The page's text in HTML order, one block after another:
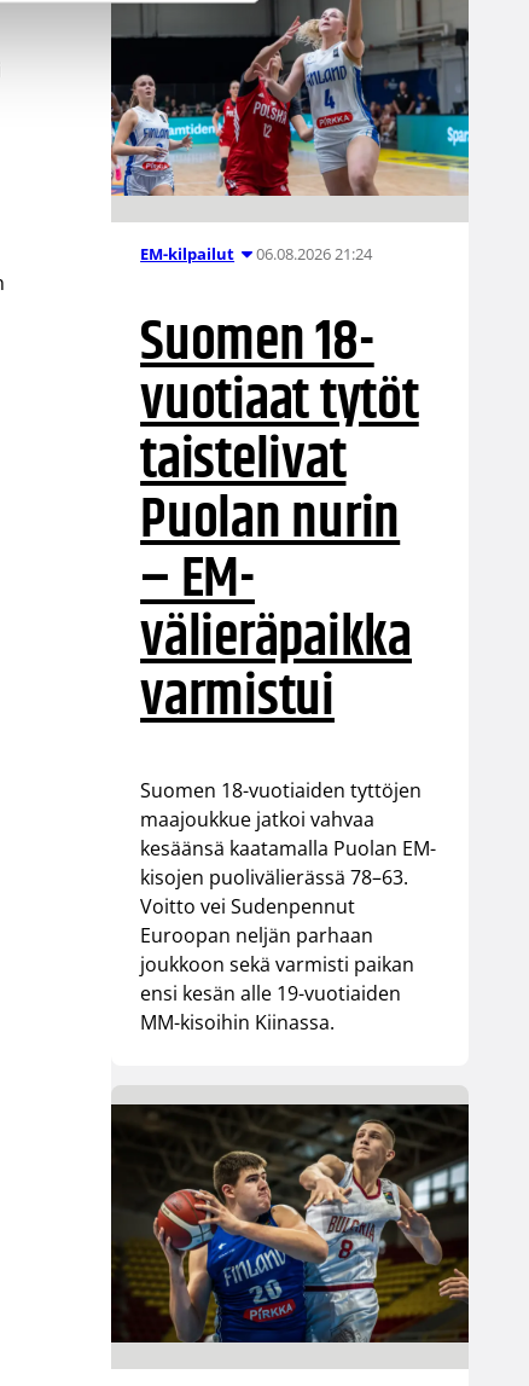
EM-kilpailut 06.08.2026 21:24
Suomen 18-
vuotiaat tytöt
taistelivat
Puolan nurin
– EM-
välieräpaikka
varmistui
Suomen 18-vuotiaiden tyttöjen
maajoukkue jatkoi vahvaa
kesäänsä kaatamalla Puolan EM-
kisojen puolivälierässä 78–63.
Voitto vei Sudenpennut
Euroopan neljän parhaan
joukkoon sekä varmisti paikan
ensi kesän alle 19-vuotiaiden
MM-kisoihin Kiinassa.